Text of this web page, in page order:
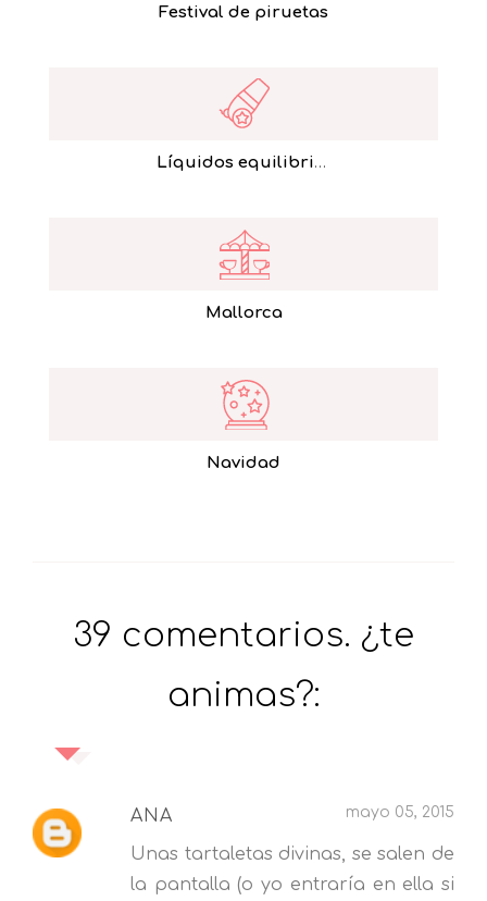
Festival de piruetas
Líquidos equilibristas
Mallorca
Navidad
39 comentarios. ¿te
animas?:
ANA mayo 05, 2015
Unas tartaletas divinas, se salen de
la pantalla (o yo entraría en ella si